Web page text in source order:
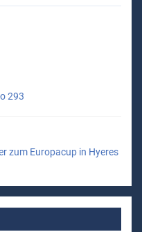
293
zum Europacup in Hyeres